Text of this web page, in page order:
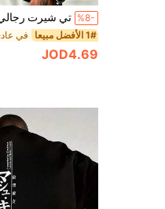
%8-
1# الأفضل مبيعا
JOD4.69